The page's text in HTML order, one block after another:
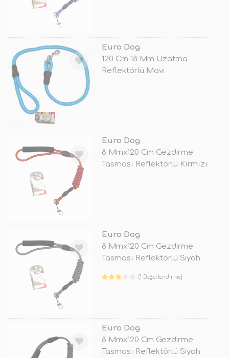
Euro Dog
120 Cm 18 Mm Uzatma
Reflektörlü Mavi
Euro Dog
8 Mmx120 Cm Gezdirme
Tasması Reflektörlü Kırmızı
Euro Dog
8 Mmx120 Cm Gezdirme
Tasması Reflektörlü Siyah
(1 Değerlendirme)
Euro Dog
8 Mmx120 Cm Gezdirme
Tasması Reflektörlü Siyah